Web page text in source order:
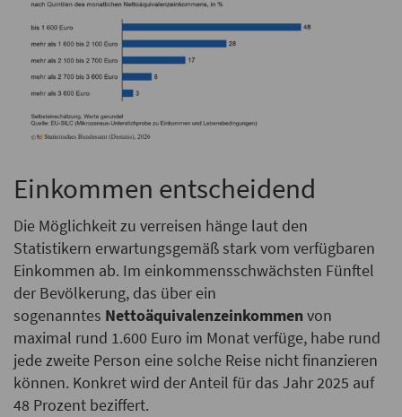
Einkommen entscheidend
Die Möglichkeit zu verreisen hänge laut den
Statistikern erwartungsgemäß stark vom verfügbaren
Einkommen ab. Im einkommensschwächsten Fünftel
der Bevölkerung, das über ein
sogenanntes Nettoäquivalenzeinkommenvon
maximal rund 1.600 Euro im Monat verfüge, habe rund
jede zweite Person eine solche Reise nicht finanzieren
können. Konkret wird der Anteil für das Jahr 2025 auf
48 Prozent beziffert.